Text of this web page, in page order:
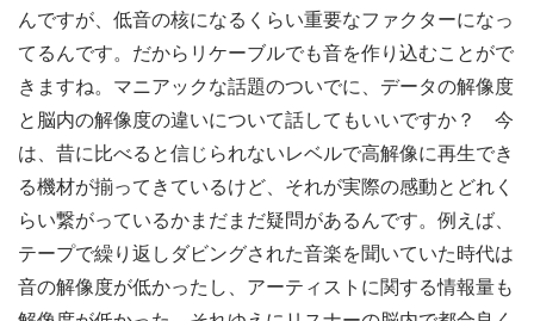
んですが、低音の核になるくらい重要なファクターになっ
てるんです。だからリケーブルでも音を作り込むことがで
きますね。マニアックな話題のついでに、データの解像度
と脳内の解像度の違いについて話してもいいですか？ 今
は、昔に比べると信じられないレベルで高解像に再生でき
る機材が揃ってきているけど、それが実際の感動とどれく
らい繋がっているかまだまだ疑問があるんです。例えば、
テープで繰り返しダビングされた音楽を聞いていた時代は
音の解像度が低かったし、アーティストに関する情報量も